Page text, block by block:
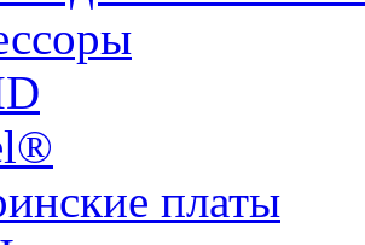
платы